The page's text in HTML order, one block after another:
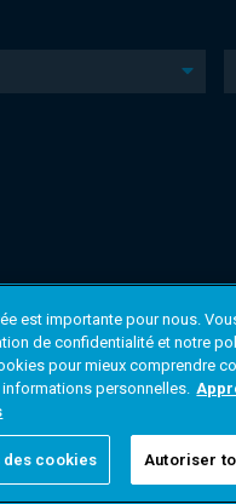
est importante pour nous.
de confidentialité et notre
pour mieux comprendre
personnelles.
des cookies Autoriser